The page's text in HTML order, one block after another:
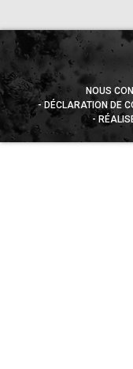
NOUS
DÉCLARATION DE